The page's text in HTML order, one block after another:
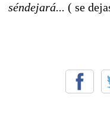
séndejará... ( se